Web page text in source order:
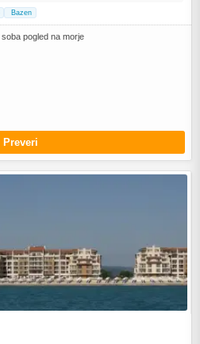
Bazen
pogled na morje
Preveri